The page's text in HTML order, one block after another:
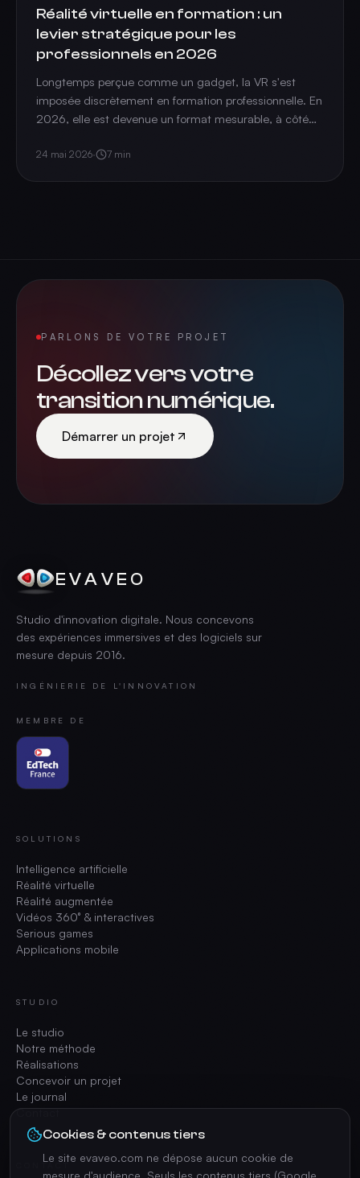
Réalité virtuelle en formation : un
levier stratégique pour les
professionnels en 2026
Longtemps perçue comme un gadget, la VR s'est
imposée discrètement en formation professionnelle. En
2026, elle est devenue un format mesurable, à côté
24 mai 2026· 7 min
PARLONS DE VOTRE PROJET
Décollez vers votre
transition numérique.
Démarrer un projet
EVAVEO
Studio d'innovation digitale. Nous concevons
des expériences immersives et des logiciels sur
mesure depuis 2016.
INGÉNIERIE DE L'INNOVATION
MEMBRE DE
SOLUTIONS
Intelligence artificielle
Réalité virtuelle
Réalité augmentée
Vidéos 360° & interactives
Serious games
Applications mobile
STUDIO
Le studio
Notre méthode
Réalisations
Concevoir un projet
Le journal
Contact
CONTACT
Cookies & contenus tiers
Le site evaveo.com ne dépose aucun cookie de
mesure d'audience. Seuls les contenus tiers (Google